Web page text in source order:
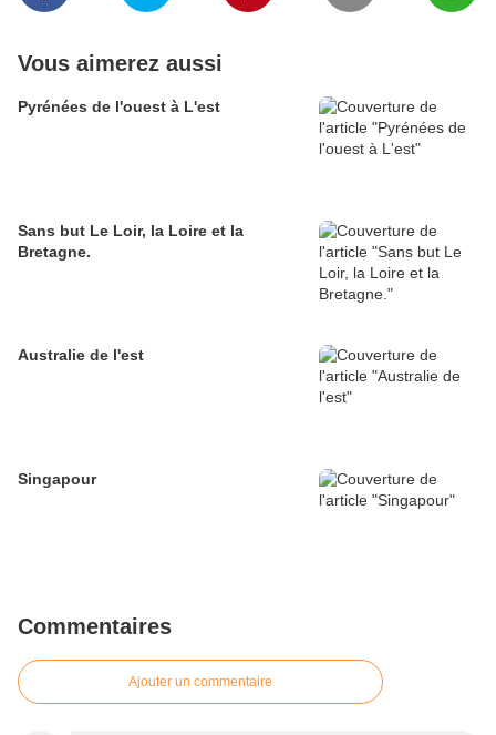
Vous aimerez aussi
Pyrénées de l'ouest à L'est
Sans but Le Loir, la Loire et la
Bretagne.
Australie de l'est
Singapour
Commentaires
Ajouter un commentaire